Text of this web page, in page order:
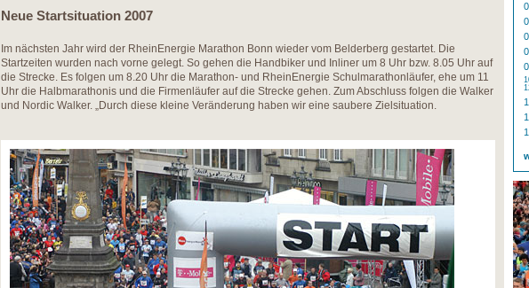
Neue Startsituation 2007
Im nächsten Jahr wird der RheinEnergie Marathon Bonn wieder vom Belderberg gestartet. Die
Startzeiten wurden nach vorne gelegt. So gehen die Handbiker und Inliner um 8 Uhr bzw. 8.05 Uhr auf
die Strecke. Es folgen um 8.20 Uhr die Marathon- und RheinEnergie Schulmarathonläufer, ehe um 11
Uhr die Halbmarathonis und die Firmenläufer auf die Strecke gehen. Zum Abschluss folgen die Walker
und Nordic Walker. „Durch diese kleine Veränderung haben wir eine saubere Zielsituation.